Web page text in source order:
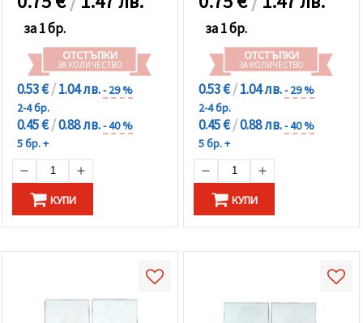
за 1 бр.
ОТСТЪПКИ
ЗА КОЛИЧЕСТВО
0.53 €/1.04 лв.- 29 %
2-4 бр.
0.45 €/0.88 лв.- 40 %
5 бр. +
КУПИ
за 1 бр.
ОТСТЪПКИ
ЗА КОЛИЧЕСТВО
0.53 €/1.04 лв.- 29 %
2-4 бр.
0.45 €/0.88 лв.- 40 %
5 бр. +
КУПИ